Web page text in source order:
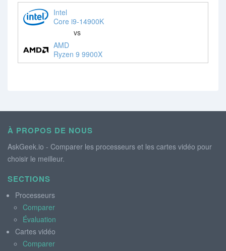
Intel
Core i9-14900K
vs
AMD
Ryzen 9 9900X
À PROPOS DE NOUS
AskGeek.io - Comparer les processeurs et les cartes vidéo pour
choisir le meilleur.
SECTIONS
Processeurs
Comparer
Évaluation
Cartes vidéo
Comparer